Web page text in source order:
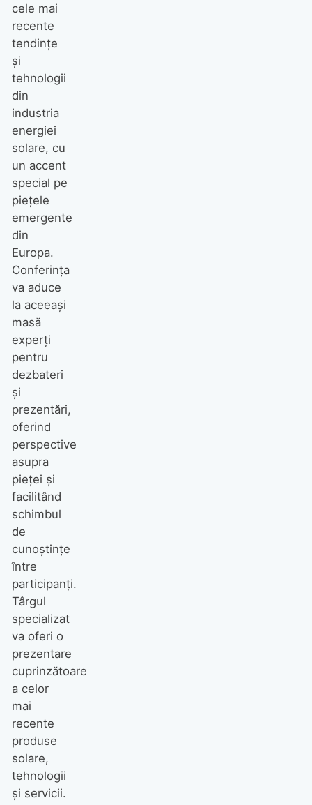
cele mai
recente
tendințe
și
tehnologii
din
industria
energiei
solare, cu
un accent
special pe
piețele
emergente
din
Europa.
Conferința
va aduce
la aceeași
masă
experți
pentru
dezbateri
și
prezentări,
oferind
perspective
asupra
pieței și
facilitând
schimbul
de
cunoștințe
între
participanți.
Târgul
specializat
va oferi o
prezentare
cuprinzătoare
a celor
mai
recente
produse
solare,
tehnologii
și servicii.